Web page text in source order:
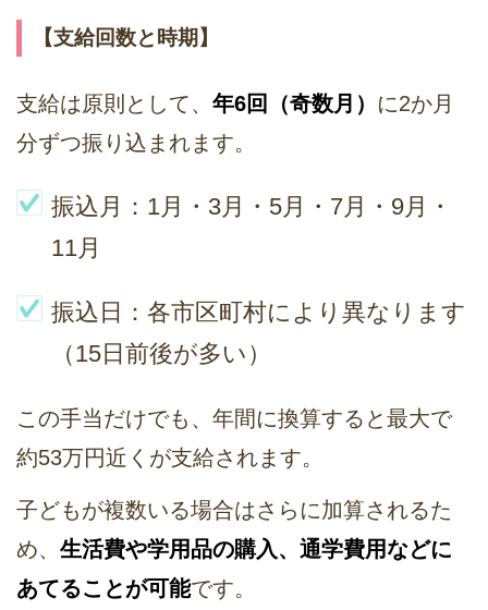
【支給回数と時期】
支給は原則として、 年6回（奇数月） に2か月
分ずつ振り込まれます。
振込月：1月・3月・5月・7月・9月・
11月
振込日：各市区町村により異なります
（15日前後が多い）
この手当だけでも、年間に換算すると最大で
約53万円近くが支給されます。
子どもが複数いる場合はさらに加算されるた
め、 生活費や学用品の購入、通学費用などに
あてることが可能です。